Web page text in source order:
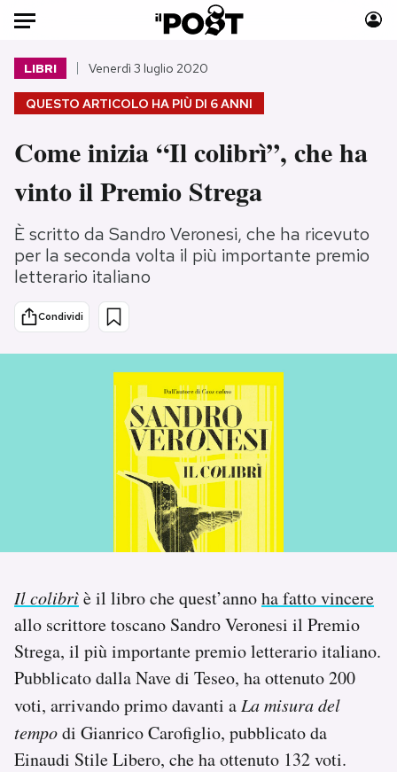
Auto
HOME
Italia
Politica
Tecnologia
Internet
Scienza
Cultura
Economia
Sport
Moda
Consumismi
Storie/Idee
Ok Boomer!
Mondiali calcio 2026
I MIEI PREFERITI
SHOP
CALENDARIO
AREA PERSONALE
Area Personale
QUESTO ARTICOLO HA PIÙ DI 6 ANNI
LIBRI Venerdì 3 luglio 2020
Come inizia “Il colibrì”, che ha
vinto il Premio Strega
È scritto da Sandro Veronesi, che ha ricevuto
per la seconda volta il più importante premio
letterario italiano
Condividi
Il colibrìè il libro che quest’annoha fatto vincere
allo scrittore toscano Sandro Veronesi il Premio
Strega, il più importante premio letterario italiano.
Pubblicato dalla Nave di Teseo, ha ottenuto 200
voti, arrivando primo davanti a La misura del
tempodi Gianrico Carofiglio, pubblicato da
Einaudi Stile Libero, che ha ottenuto 132 voti.